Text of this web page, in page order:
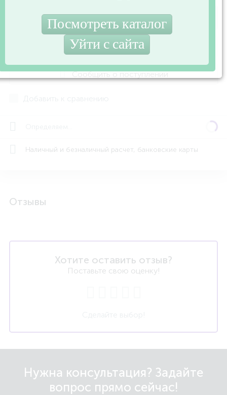
Купить
Заказать товар
Сообщить о поступлении
Наличный и безналичный расчет, банковские карты
Отзывы
Хотите оставить отзыв?
Поставьте свою оценку!
Нужна консультация? Задайте
вопрос прямо сейчас!